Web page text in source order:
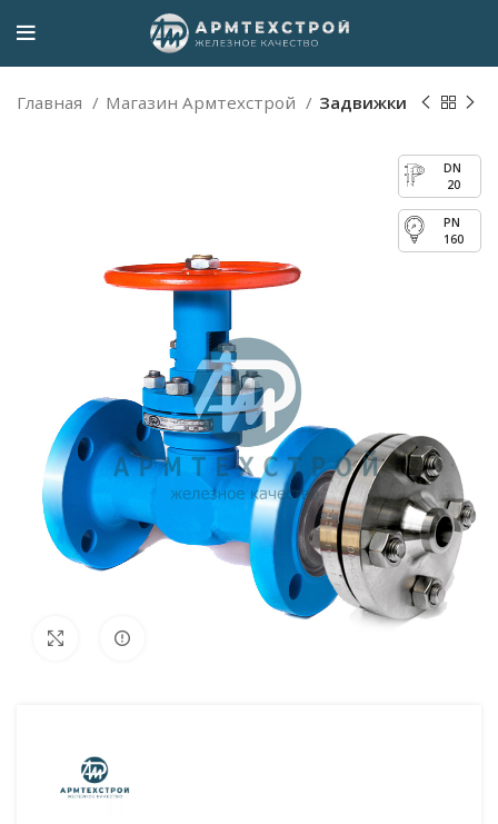
Главная Магазин Армтехстрой Задвижки
20
160
Увеличить